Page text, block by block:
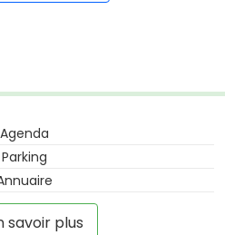
Agenda
Parking
savoir plus